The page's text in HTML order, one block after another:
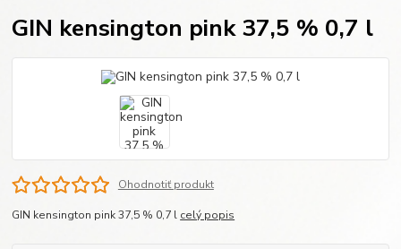
GIN kensington pink 37,5 % 0,7 l
Ohodnotiť produkt
GIN kensington pink 37,5 % 0,7 l celý popis